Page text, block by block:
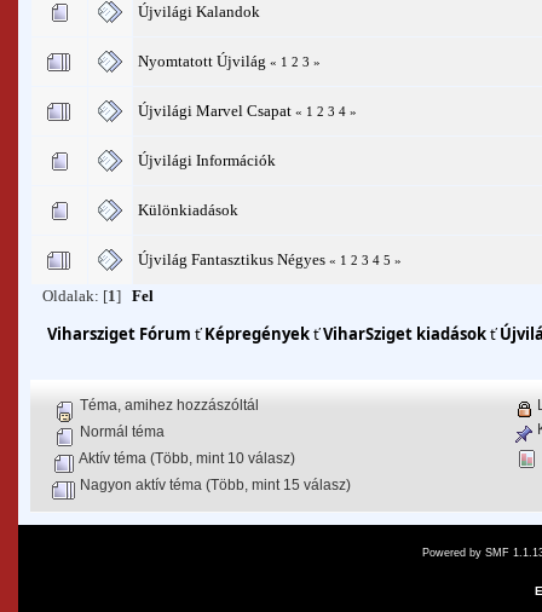
Újvilági Kalandok
Nyomtatott Újvilág « 1 2 3 »
Újvilági Marvel Csapat « 1 2 3 4 »
Újvilági Információk
Különkiadások
Újvilág Fantasztikus Négyes « 1 2 3 4 5 »
Oldalak: [1] Fel
Viharsziget Fórum ťKépregényekťViharSziget kiadásokť
Téma, amihez hozzászóltál
Normál téma
Aktív téma (Több, mint 10 válasz)
Nagyon aktív téma (Több, mint 15 válasz)
Powered by SMF